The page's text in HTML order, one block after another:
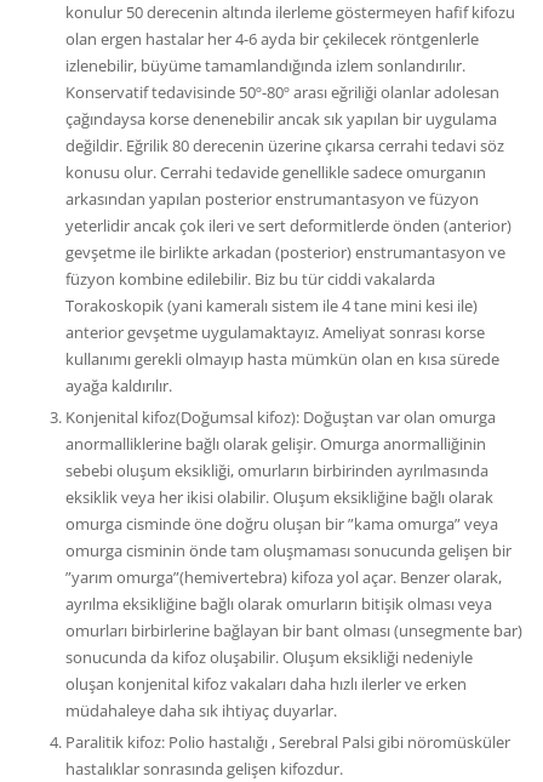
konulur 50 derecenin altında ilerleme göstermeyen hafif kifozu
olan ergen hastalar her 4-6 ayda bir çekilecek röntgenlerle
izlenebilir, büyüme tamamlandığında izlem sonlandırılır.
Konservatif tedavisinde 50º-80º arası eğriliği olanlar adolesan
çağındaysa korse denenebilir ancak sık yapılan bir uygulama
değildir. Eğrilik 80 derecenin üzerine çıkarsa cerrahi tedavi söz
konusu olur. Cerrahi tedavide genellikle sadece omurganın
arkasından yapılan posterior enstrumantasyon ve füzyon
yeterlidir ancak çok ileri ve sert deformitlerde önden (anterior)
gevşetme ile birlikte arkadan (posterior) enstrumantasyon ve
füzyon kombine edilebilir. Biz bu tür ciddi vakalarda
Torakoskopik (yani kameralı sistem ile 4 tane mini kesi ile)
anterior gevşetme uygulamaktayız. Ameliyat sonrası korse
kullanımı gerekli olmayıp hasta mümkün olan en kısa sürede
ayağa kaldırılır.
Konjenital kifoz(Doğumsal kifoz): Doğuştan var olan omurga
anormalliklerine bağlı olarak gelişir. Omurga anormalliğinin
sebebi oluşum eksikliği, omurların birbirinden ayrılmasında
eksiklik veya her ikisi olabilir. Oluşum eksikliğine bağlı olarak
omurga cisminde öne doğru oluşan bir ”kama omurga” veya
omurga cisminin önde tam oluşmaması sonucunda gelişen bir
”yarım omurga”(hemivertebra) kifoza yol açar. Benzer olarak,
ayrılma eksikliğine bağlı olarak omurların bitişik olması veya
omurları birbirlerine bağlayan bir bant olması (unsegmente bar)
sonucunda da kifoz oluşabilir. Oluşum eksikliği nedeniyle
oluşan konjenital kifoz vakaları daha hızlı ilerler ve erken
müdahaleye daha sık ihtiyaç duyarlar.
Paralitik kifoz: Polio hastalığı , Serebral Palsi gibi nöromüsküler
hastalıklar sonrasında gelişen kifozdur.